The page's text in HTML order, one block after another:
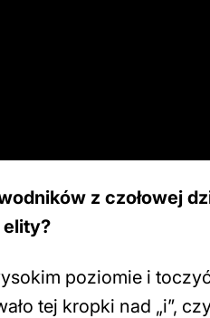
z czołowej
elity?
poziomie i
tej kropki nad „i”,